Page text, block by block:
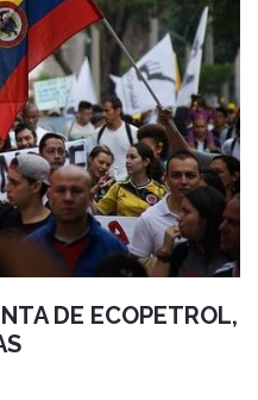
DE ECOPETROL,